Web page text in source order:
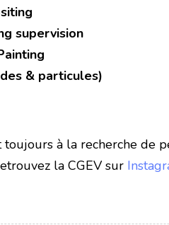
supervision
& particules)
toujours à la recherche de
la CGEV sur